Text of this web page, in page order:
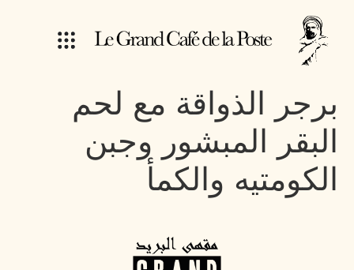
برجر الذواقة مع لحم
البقر المبشور وجبن
الكومتيه والكمأ